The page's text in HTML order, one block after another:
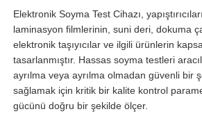
Ana sayfa
Ürünler
Elektronik Soyma Test Cihazı,
laminasyon filmlerinin, suni deri, dokuma
elektronik taşıyıcılar ve ilgili ürünlerin
tasarlanmıştır. Hassas soyma testleri
ayrılma veya ayrılma olmadan güvenli bir
sağlamak için kritik bir kalite kontrol
gücünü doğru bir şekilde ölçer.